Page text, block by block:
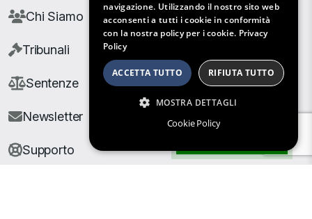
Chi Siamo
Tribunali
Sentenze
Newsletter
Supporto
navigazione. Utilizzando il nostro sito web
acconsenti a tutti i cookie in conformità
con la nostra policy per i cookie. Privacy
Policy
ACCETTA TUTTO RIFIUTA TUTTO
MOSTRA DETTAGLI
Cookie Policy